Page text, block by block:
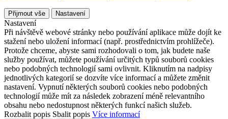
Přijmout vše Nastavení
Nastavení
Při návštěvě webové stránky nebo používání aplikace může dojít ke
stažení nebo uložení informací (např. prostřednictvím prohlížeče).
Protože chceme, abyste sami rozhodovali o tom, jak budete naše
služby používat, můžete používání určitých typů souborů cookies
nebo podobných technologií sami ovlivnit. Kliknutím na nadpisy
jednotlivých kategorií se dozvíte více informací a můžete změnit
nastavení. Vypnutí některých souborů cookies nebo podobných
technologií může mít za následek zobrazení méně relevantního
obsahu nebo nedostupnost některých funkcí našich služeb.
Rozbalit popis Sbalit popis Více informací